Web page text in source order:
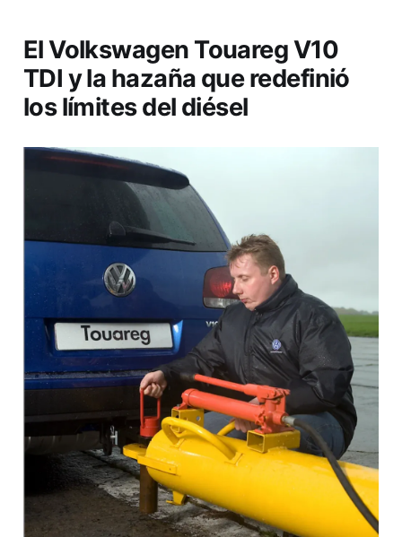
El Volkswagen Touareg V10
TDI y la hazaña que redefinió
los límites del diésel